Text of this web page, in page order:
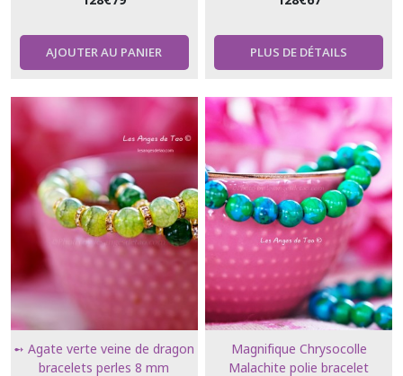
AJOUTER AU PANIER PLUS DE DÉTAILS
➻ Agate verte veine de dragon
bracelets perles 8 mm
Magnifique Chrysocolle
Malachite polie bracelet